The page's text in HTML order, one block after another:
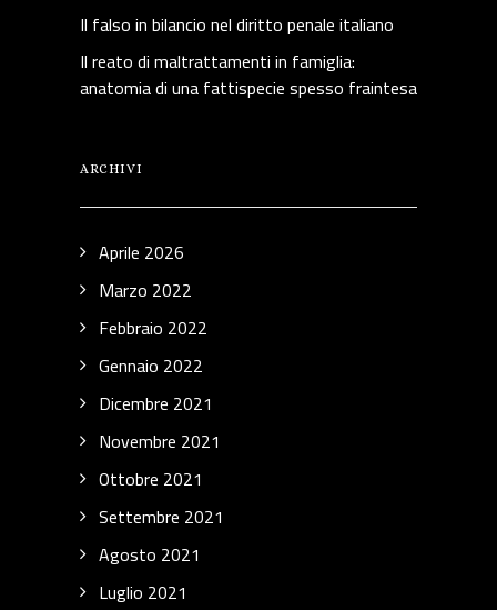
Il falso in bilancio nel diritto penale italiano
Il reato di maltrattamenti in famiglia:
anatomia di una fattispecie spesso fraintesa
ARCHIVI
Aprile 2026
Marzo 2022
Febbraio 2022
Gennaio 2022
Dicembre 2021
Novembre 2021
Ottobre 2021
Settembre 2021
Agosto 2021
Luglio 2021